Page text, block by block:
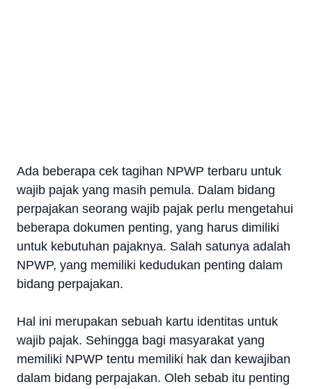
Ada beberapa cek tagihan NPWP terbaru untuk
wajib pajak yang masih pemula. Dalam bidang
perpajakan seorang wajib pajak perlu mengetahui
beberapa dokumen penting, yang harus dimiliki
untuk kebutuhan pajaknya. Salah satunya adalah
NPWP, yang memiliki kedudukan penting dalam
bidang perpajakan.
Hal ini merupakan sebuah kartu identitas untuk
wajib pajak. Sehingga bagi masyarakat yang
memiliki NPWP tentu memiliki hak dan kewajiban
dalam bidang perpajakan. Oleh sebab itu penting